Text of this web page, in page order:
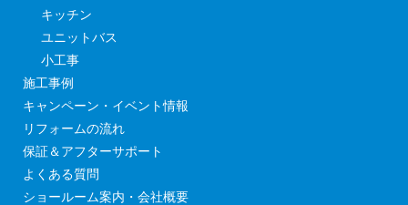
キッチン
ユニットバス
小工事
施工事例
キャンペーン・イベント情報
リフォームの流れ
保証＆アフターサポート
よくある質問
ショールーム案内・会社概要